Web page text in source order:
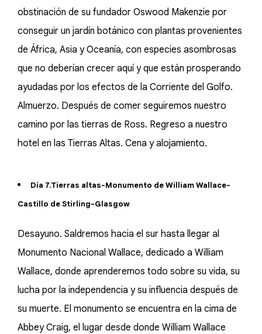
obstinación de su fundador Oswood Makenzie por
conseguir un jardín botánico con plantas provenientes
de África, Asia y Oceanía, con especies asombrosas
que no deberían crecer aquí y que están prosperando
ayudadas por los efectos de la Corriente del Golfo.
Almuerzo. Después de comer seguiremos nuestro
camino por las tierras de Ross. Regreso a nuestro
hotel en las Tierras Altas. Cena y alojamiento.
Día 7.Tierras altas-Monumento de William Wallace-
Castillo de Stirling-Glasgow
Desayuno. Saldremos hacia el sur hasta llegar al
Monumento Nacional Wallace, dedicado a William
Wallace, donde aprenderemos todo sobre su vida, su
lucha por la independencia y su influencia después de
su muerte. El monumento se encuentra en la cima de
Abbey Craig, el lugar desde donde William Wallace